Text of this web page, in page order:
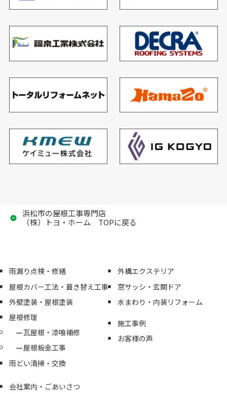
浜松市の屋根工事専門店
（株）トヨ・ホーム TOPに戻る
雨漏り点検・修繕
屋根カバー工法・葺き替え工事
外壁塗装・屋根塗装
屋根修理
瓦屋根・漆喰補修
屋根板金工事
雨どい清掃・交換
外構エクステリア
窓サッシ・玄関ドア
水まわり・内装リフォーム
施工事例
お客様の声
会社案内・ごあいさつ